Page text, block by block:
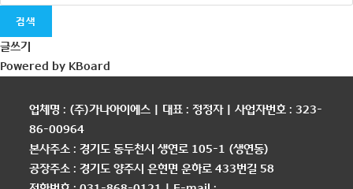
검색
글쓰기
Powered by KBoard
업체명 : (주)가나아이에스 | 대표 : 정정자 | 사업자번호 : 323-
86-00964
본사주소 : 경기도 동두천시 생연로 105-1 (생연동)
공장주소 : 경기도 양주시 은현면 운하로 433번길 58